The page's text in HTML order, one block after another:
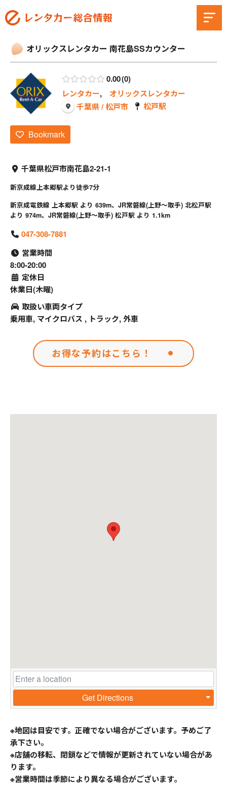
オリックスレンタカー 南花島SSカウンター
0.00 0
レンタカー, オリックスレンタカー
千葉県 / 松戸市
松戸駅
Bookmark
千葉県松戸市南花島2-21-1
新京成線上本郷駅より徒歩7分
新京成電鉄線 上本郷駅 より 639m、JR常磐線(上野～取手) 北松戸駅
より 974m、JR常磐線(上野～取手) 松戸駅 より 1.1km
047-308-7881
営業時間
8:00-20:00
定休日
休業日(木曜)
取扱い車両タイプ
乗用車, マイクロバス , トラック, 外車
お得な予約はこちら！
Get Directions
※地図は目安です。正確でない場合がございます。予めご了
承下さい。
※店舗の移転、閉鎖などで情報が更新されていない場合があ
ります。
※営業時間は季節により異なる場合がございます。